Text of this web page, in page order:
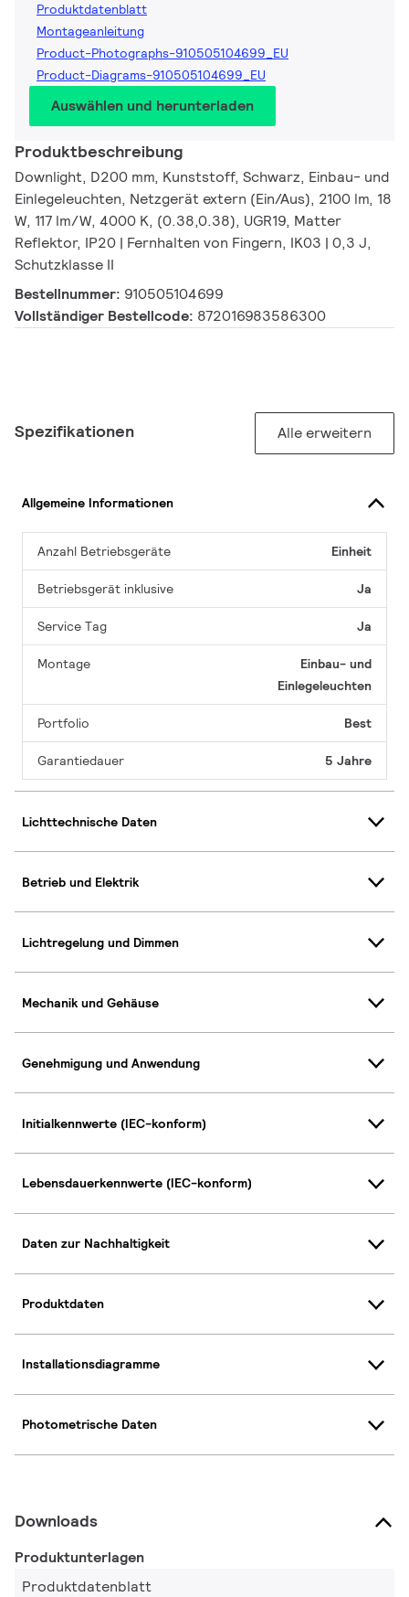
Produktdatenblatt
Montageanleitung
Product-Photographs-910505104699_EU
Product-Diagrams-910505104699_EU
Auswählen und herunterladen
Produktbeschreibung
Downlight, D200 mm, Kunststoff, Schwarz, Einbau- und
Einlegeleuchten, Netzgerät extern (Ein/Aus), 2100 lm, 18
W, 117 lm/W, 4000 K, (0.38,0.38), UGR19, Matter
Reflektor, IP20 | Fernhalten von Fingern, IK03 | 0,3 J,
Schutzklasse II
Bestellnummer: 910505104699
Vollständiger Bestellcode: 872016983586300
Spezifikationen Alle erweitern
Allgemeine Informationen
Anzahl Betriebsgeräte Einheit
Betriebsgerät inklusive Ja
Service Tag Ja
Montage
Einbau- und
Einlegeleuchten
Portfolio Best
Garantiedauer 5 Jahre
Lichttechnische Daten
Betrieb und Elektrik
Lichtregelung und Dimmen
Mechanik und Gehäuse
Genehmigung und Anwendung
Initialkennwerte (IEC-konform)
Lebensdauerkennwerte (IEC-konform)
Daten zur Nachhaltigkeit
Produktdaten
Installationsdiagramme
Photometrische Daten
Downloads
Produktunterlagen
Produktdatenblatt